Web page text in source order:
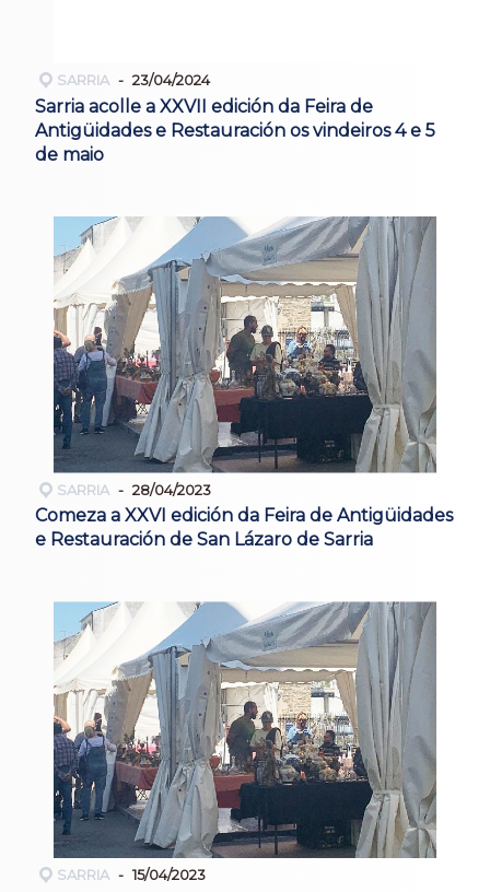
SARRIA 23/04/2024
Sarria acolle a XXVII edición da Feira de
Antigüidades e Restauración os vindeiros 4 e 5
de maio
SARRIA 28/04/2023
Comeza a XXVI edición da Feira de Antigüidades
e Restauración de San Lázaro de Sarria
SARRIA 15/04/2023